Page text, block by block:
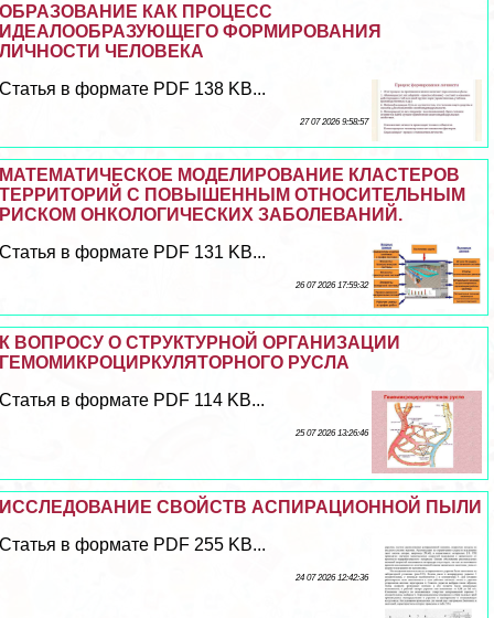
ОБРАЗОВАНИЕ КАК ПРОЦЕСС
ИДЕАЛООБРАЗУЮЩЕГО ФОРМИРОВАНИЯ
ЛИЧНОСТИ ЧЕЛОВЕКА
Статья в формате PDF 138 KB...
27 07 2026 9:58:57
МАТЕМАТИЧЕСКОЕ МОДЕЛИРОВАНИЕ КЛАСТЕРОВ
ТЕРРИТОРИЙ С ПОВЫШЕННЫМ ОТНОСИТЕЛЬНЫМ
РИСКОМ ОНКОЛОГИЧЕСКИХ ЗАБОЛЕВАНИЙ.
Статья в формате PDF 131 KB...
26 07 2026 17:59:32
К ВОПРОСУ О СТРУКТУРНОЙ ОРГАНИЗАЦИИ
ГЕМОМИКРОЦИРКУЛЯТОРНОГО РУСЛА
Статья в формате PDF 114 KB...
25 07 2026 13:26:46
ИССЛЕДОВАНИЕ СВОЙСТВ АСПИРАЦИОННОЙ ПЫЛИ
Статья в формате PDF 255 KB...
24 07 2026 12:42:36